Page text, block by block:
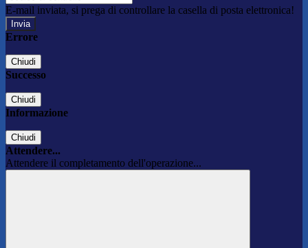
E-mail inviata, si prega di controllare la casella di posta elettronica!
Errore
Chiudi
Successo
Chiudi
Informazione
Chiudi
Attendere...
Attendere il completamento dell'operazione...